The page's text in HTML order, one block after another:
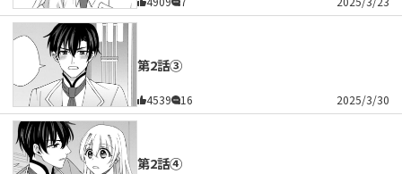
第2話③
4539 16 2025/3/30
第2話④